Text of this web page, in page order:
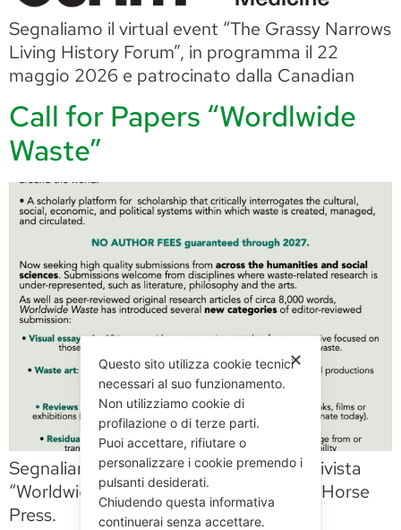
Segnaliamo il virtual event “The Grassy Narrows
Living History Forum”, in programma il 22
maggio 2026 e patrocinato dalla Canadian
Call for Papers “Wordlwide
Waste”
Segnaliamo una Call for Papers per la rivista
“Worldwide Waste” edita da The White Horse
Press.
✕
Questo sito utilizza cookie tecnici
necessari al suo funzionamento.
Non utilizziamo cookie di
profilazione o di terze parti.
Puoi accettare, rifiutare o
personalizzare i cookie premendo i
pulsanti desiderati.
Chiudendo questa informativa
continuerai senza accettare.